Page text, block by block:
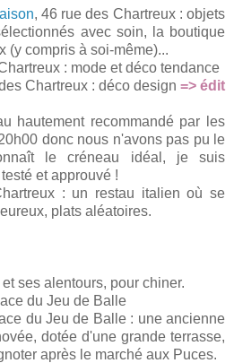
, 46 rue des Chartreux : objets
avec soin, la boutique
(y compris à soi-même)...
: mode et déco tendance
Chartreux : déco design => édit
hautement recommandé par les
donc nous n'avons pas pu le
le créneau idéal, je suis
testé et approuvé !
: un restau italien où se
plats aléatoires.
ses alentours, pour chiner.
du Jeu de Balle
du Jeu de Balle : une ancienne
dotée d'une grande terrasse,
après le marché aux Puces.